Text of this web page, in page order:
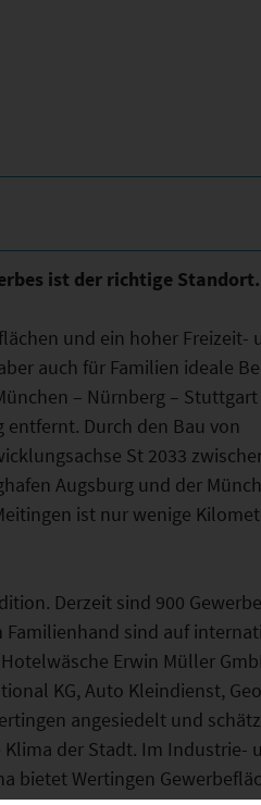
ist der richtige Standort.
und ein hoher Freizeit-
auch für Familien ideale
– Nürnberg –
Durch den Bau von
St 2033
Augsburg und der
ist nur wenige
Derzeit sind 900
Familienhand sind auf
Erwin Müller
KG, Auto Kleindienst,
angesiedelt und
der Stadt. Im Industrie-
bietet Wertingen